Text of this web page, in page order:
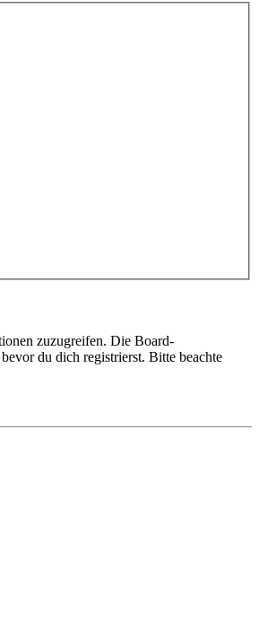
zuzugreifen. Die Board-
du dich registrierst. Bitte beachte